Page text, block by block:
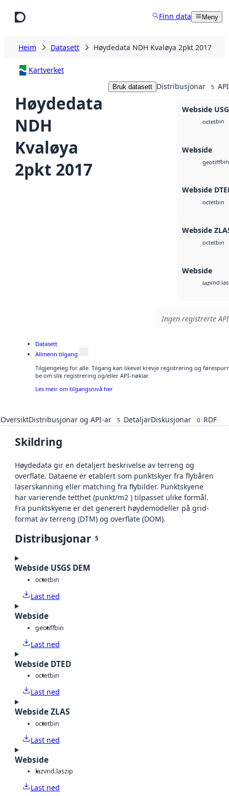
Finn data Meny
Heim Datasett Høydedata NDH Kvaløya 2pkt 2017
Kartverket
Høydedata
NDH
Kvaløya
2pkt 2017
Bruk datasett Distribusjonar 5
Webside
octetbin
Webside
geotiffbin
Webside
octetbin
Webside
octetbin
Webside
laz
Ingen registrerte
Datasett
Allmenn tilgang
Tilgjengeleg for alle. Tilgang kan likevel krevje registrering og
be om slik registrering og/eller API-nøklar.
Les meir om tilgangsnivå her
OversiktDistribusjonar og API-ar 5 DetaljarDiskusjonar 0 RDF
Skildring
Høydedata gir en detaljert beskrivelse av terreng og
overflate. Dataene er etablert som punktskyer fra flybåren
laserskanning eller matching fra flybilder. Punktskyene
har varierende tetthet (punkt/m2 ) tilpasset ulike formål.
Fra punktskyene er det generert høydemodeller på grid-
format av terreng (DTM) og overflate (DOM).
Distribusjonar 5
Webside USGS DEM
octetbin
Last ned
Webside
geotiffbin
Last ned
Webside DTED
octetbin
Last ned
Webside ZLAS
octetbin
Last ned
Webside
lazvnd.laszip
Last ned